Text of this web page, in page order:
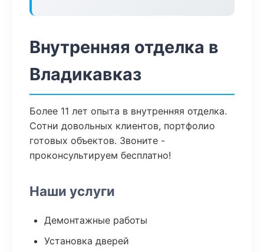
Внутренняя отделка в
Владикавказ
Более 11 лет опыта в внутренняя отделка.
Сотни довольных клиентов, портфолио
готовых объектов. Звоните -
проконсультируем бесплатно!
Наши услуги
Демонтажные работы
Установка дверей